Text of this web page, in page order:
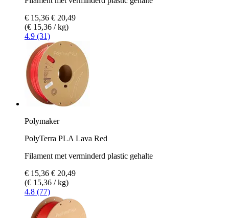
€ 15,36 € 20,49
(€ 15,36 / kg)
4.9 (31)
Polymaker
PolyTerra PLA Lava Red
Filament met verminderd plastic gehalte
€ 15,36 € 20,49
(€ 15,36 / kg)
4.8 (77)